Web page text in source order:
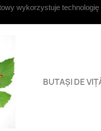
BUTAȘI DE
wykorzystuje